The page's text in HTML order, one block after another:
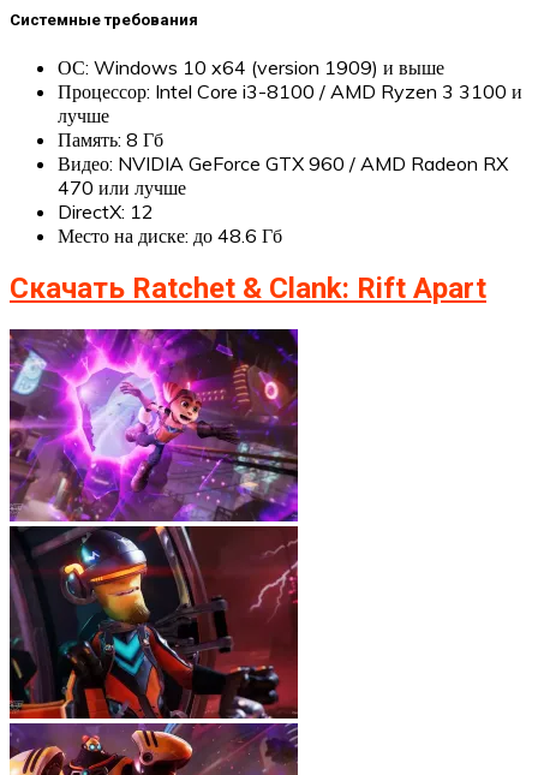
Системные требования
ОС: Windows 10 x64 (version 1909) и выше
Процессор: Intel Core i3-8100 / AMD Ryzen 3 3100 и
лучше
Память: 8 Гб
Видео: NVIDIA GeForce GTX 960 / AMD Radeon RX
470 или лучше
DirectX: 12
Место на диске: до 48.6 Гб
Скачать Ratchet & Clank: Rift Apart